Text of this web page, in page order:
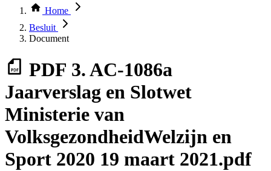
Thema COVID-19
Bekijk per bestuursorgaan
Home
Besluit
Document
PDF 3. AC-1086a
Jaarverslag en Slotwet
Ministerie van
VolksgezondheidWelzijn en
Sport 2020 19 maart 2021.pdf